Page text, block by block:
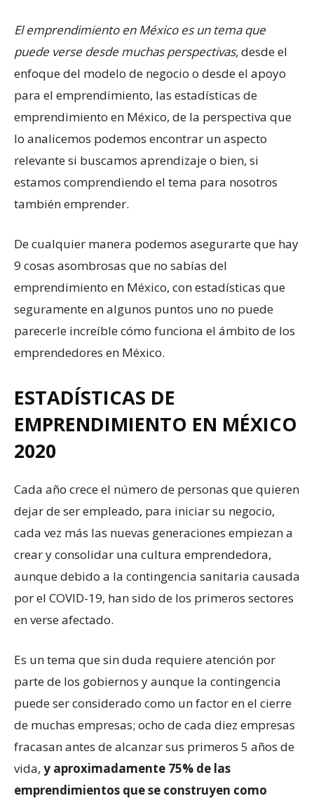
El emprendimiento en México es un tema que
puede verse desde muchas perspectivas,desde el
enfoque del modelo de negocio o desde el apoyo
para el emprendimiento, las estadísticas de
emprendimiento en México, de la perspectiva que
lo analicemos podemos encontrar un aspecto
relevante si buscamos aprendizaje o bien, si
estamos comprendiendo el tema para nosotros
también emprender.
De cualquier manera podemos asegurarte que hay
9 cosas asombrosas que no sabías del
emprendimiento en México, con estadísticas que
seguramente en algunos puntos uno no puede
parecerle increíble cómo funciona el ámbito de los
emprendedores en México.
ESTADÍSTICAS DE
EMPRENDIMIENTO EN MÉXICO
2020
Cada año crece el número de personas que quieren
dejar de ser empleado, para iniciar su negocio,
cada vez más las nuevas generaciones empiezan a
crear y consolidar una cultura emprendedora,
aunque debido a la contingencia sanitaria causada
por el COVID-19, han sido de los primeros sectores
en verse afectado.
Es un tema que sin duda requiere atención por
parte de los gobiernos y aunque la contingencia
puede ser considerado como un factor en el cierre
de muchas empresas; ocho de cada diez empresas
fracasan antes de alcanzar sus primeros 5 años de
vida, y aproximadamente 75% de las
emprendimientos que se construyen como